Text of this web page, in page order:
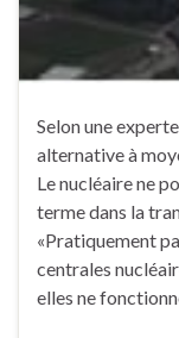
Selon une
alternative à
Le nucléaire ne
terme dans la
«Pratiquement
centrales
elles ne